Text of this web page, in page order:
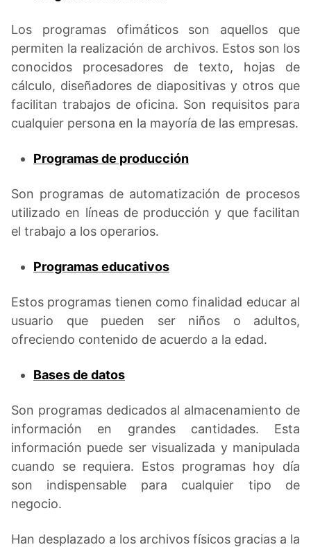
Los programas ofimáticos son aquellos que
permiten la realización de archivos. Estos son los
conocidos procesadores de texto, hojas de
cálculo, diseñadores de diapositivas y otros que
facilitan trabajos de oficina. Son requisitos para
cualquier persona en la mayoría de las empresas.
Programas de producción
Son programas de automatización de procesos
utilizado en líneas de producción y que facilitan
el trabajo a los operarios.
Programas educativos
Estos programas tienen como finalidad educar al
usuario que pueden ser niños o adultos,
ofreciendo contenido de acuerdo a la edad.
Bases de datos
Son programas dedicados al almacenamiento de
información en grandes cantidades. Esta
información puede ser visualizada y manipulada
cuando se requiera. Estos programas hoy día
son indispensable para cualquier tipo de
negocio.
Han desplazado a los archivos físicos gracias a la